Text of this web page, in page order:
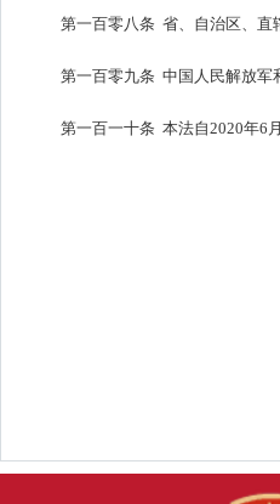
第一百零八条 省、自治区、直
第一百零九条 中国人民解放军
第一百一十条 本法自2020年6